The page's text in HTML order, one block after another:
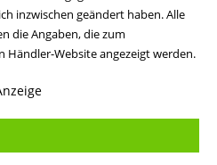
inzwischen geändert haben. Alle
die Angaben, die zum
Händler-Website angezeigt werden.